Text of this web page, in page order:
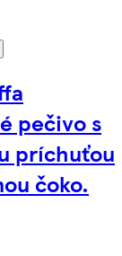
pečivo s
príchuťou
čoko.